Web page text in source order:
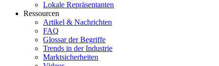
Lokale Repräsentanten
Ressourcen
Artikel & Nachrichten
FAQ
Glossar der Begriffe
Trends in der Industrie
Marktsicherheiten